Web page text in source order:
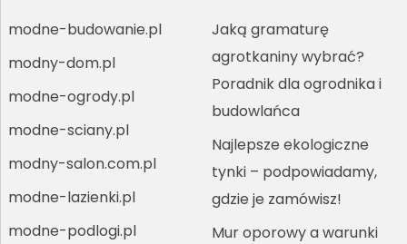
modne-budowanie.pl
modny-dom.pl
modne-ogrody.pl
modne-sciany.pl
modny-salon.com.pl
modne-lazienki.pl
modne-podlogi.pl
Jaką gramaturę
agrotkaniny wybrać?
Poradnik dla ogrodnika i
budowlańca
Najlepsze ekologiczne
tynki – podpowiadamy,
gdzie je zamówisz!
Mur oporowy a warunki